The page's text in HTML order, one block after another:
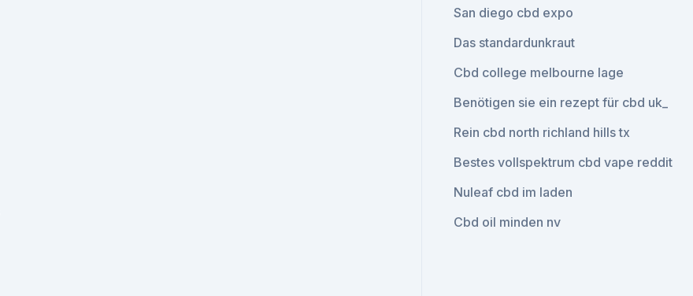
San diego cbd expo
Das standardunkraut
Cbd college melbourne lage
Benötigen sie ein rezept für cbd uk_
Rein cbd north richland hills tx
Bestes vollspektrum cbd vape reddit
Nuleaf cbd im laden
Cbd oil minden nv